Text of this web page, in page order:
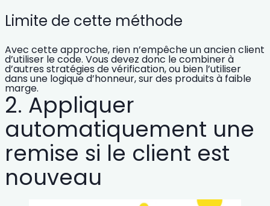
Limite de cette méthode
Avec cette approche, rien n’empêche un ancien client
d’utiliser le code. Vous devez donc le combiner à
d’autres stratégies de vérification, ou bien l’utiliser
dans une logique d’honneur, sur des produits à faible
marge.
2. Appliquer
automatiquement une
remise si le client est
nouveau